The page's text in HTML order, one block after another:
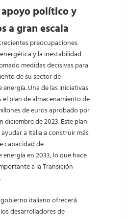
político y
a gran escala
preocupaciones
y la inestabilidad
medidas decisivas para
de su sector de
Una de las iniciativas
el plan de almacenamiento de
de euros aprobado por
diciembre de 2023. Este plan
a Italia a construir más
capacidad de
en 2033, lo que hace
a la Transición
italiano ofrecerá
desarrolladores de